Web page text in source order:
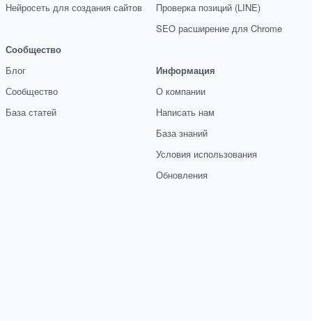
Нейросеть для создания сайтов
Сообщество
Блог
Сообщество
База статей
Проверка позиций (LINE)
SEO расширение для Chrome
Информация
О компании
Написать нам
База знаний
Условия использования
Обновления